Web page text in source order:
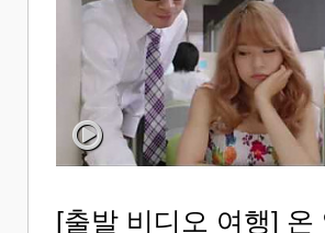
[출발 비디오 여행] 온